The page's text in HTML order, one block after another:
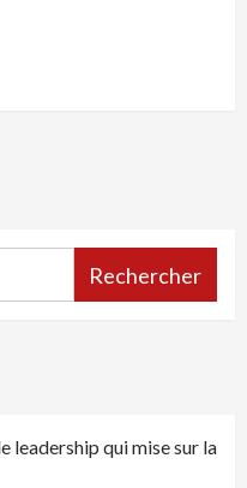
Rechercher
leadership qui mise sur la